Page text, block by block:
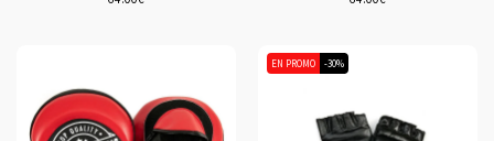
EN PROMO -30%